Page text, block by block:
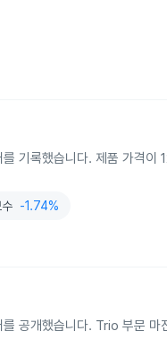
기록했습니다. 제품 가격이
-1.74%
공개했습니다. Trio 부문